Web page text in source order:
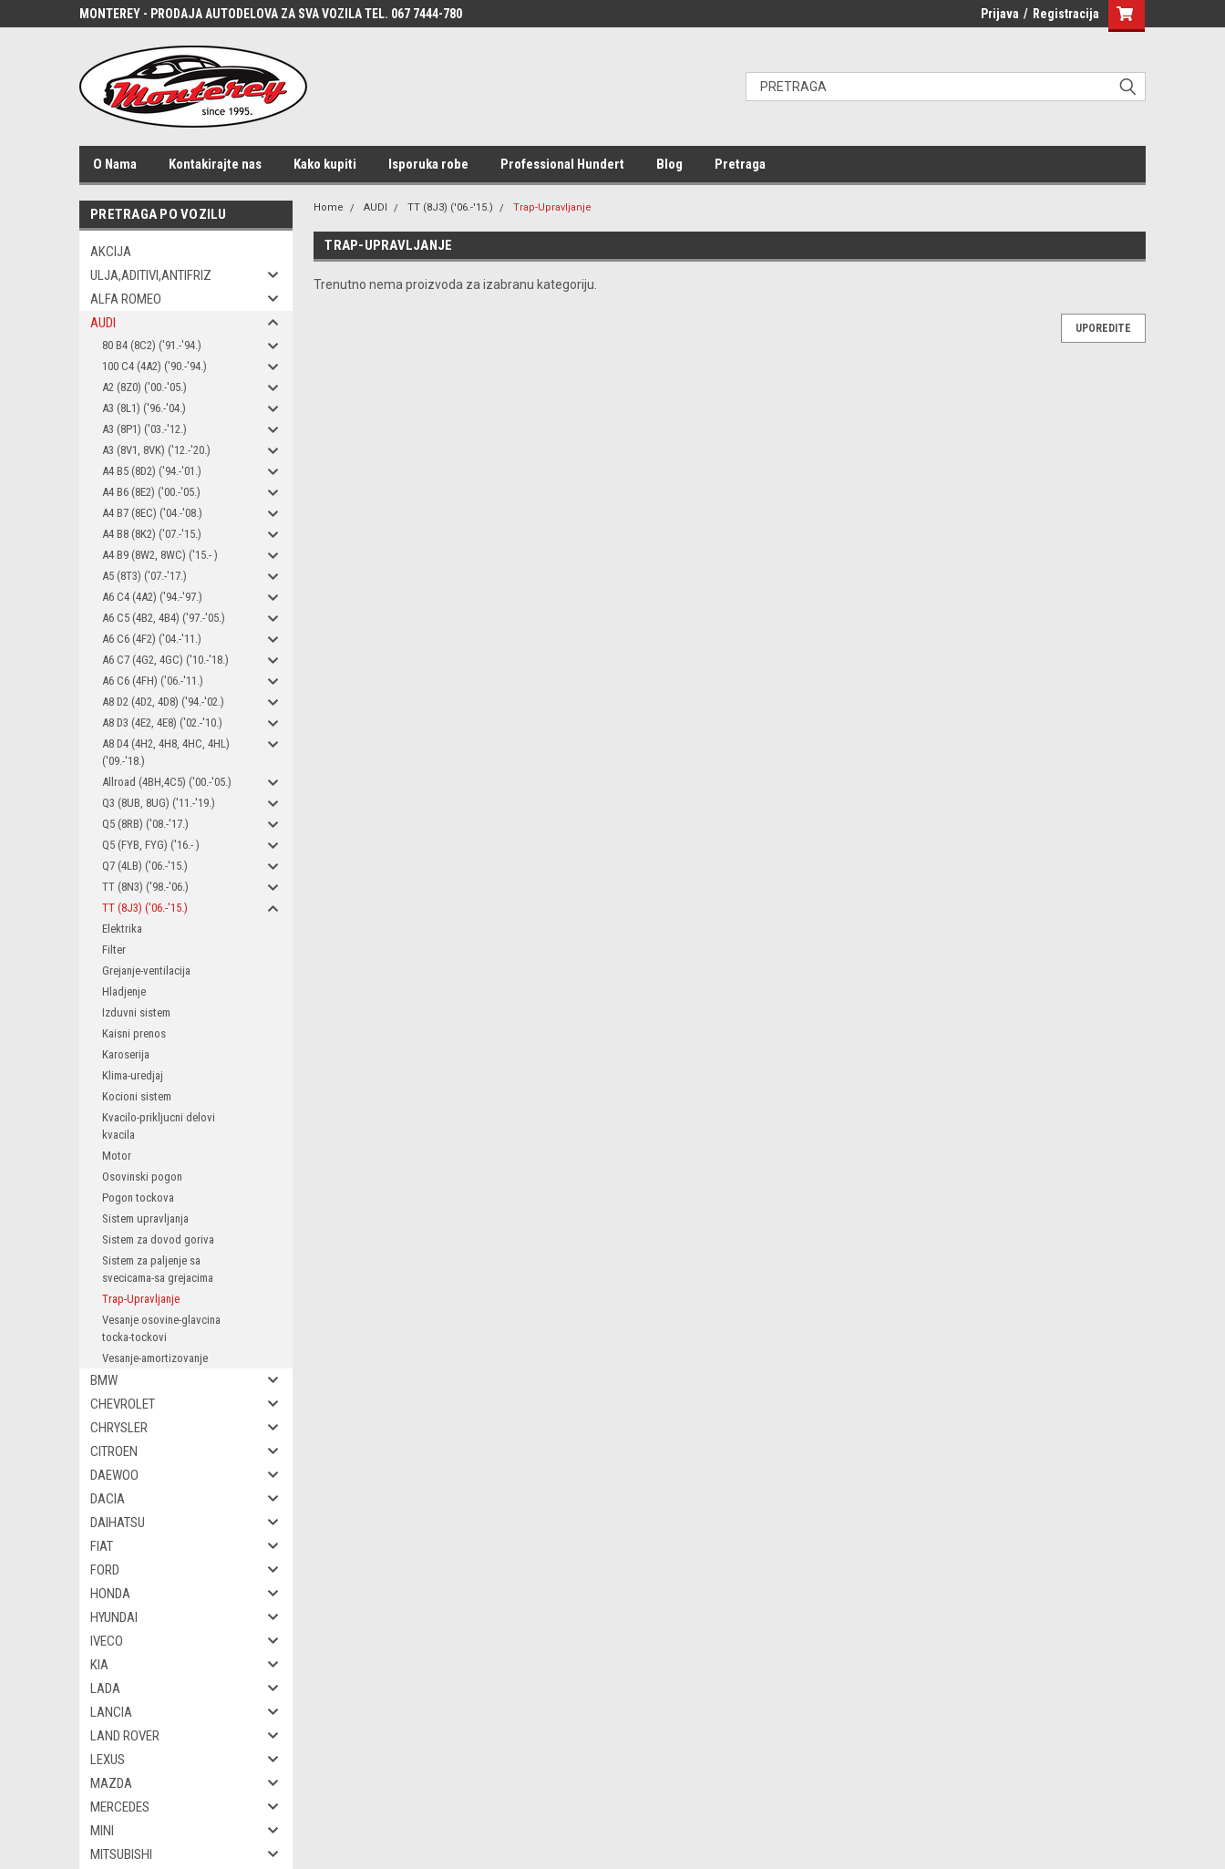
MONTEREY - PRODAJA AUTODELOVA ZA SVA VOZILA TEL. 067 7444-780 Prijava / Registracija
O Nama Kontakirajte nas Kako kupiti Isporuka robe Professional Hundert Blog Pretraga
PRETRAGA PO VOZILU
AKCIJA
ULJA,ADITIVI,ANTIFRIZ
ALFA ROMEO
AUDI
80 B4 (8C2) ('91.-'94.)
100 C4 (4A2) ('90.-'94.)
A2 (8Z0) ('00.-'05.)
A3 (8L1) ('96.-'04.)
A3 (8P1) ('03.-'12.)
A3 (8V1, 8VK) ('12.-'20.)
A4 B5 (8D2) ('94.-'01.)
A4 B6 (8E2) ('00.-'05.)
A4 B7 (8EC) ('04.-'08.)
A4 B8 (8K2) ('07.-'15.)
A4 B9 (8W2, 8WC) ('15.- )
A5 (8T3) ('07.-'17.)
A6 C4 (4A2) ('94.-'97.)
A6 C5 (4B2, 4B4) ('97.-'05.)
A6 C6 (4F2) ('04.-'11.)
A6 C7 (4G2, 4GC) ('10.-'18.)
A6 C6 (4FH) ('06.-'11.)
A8 D2 (4D2, 4D8) ('94.-'02.)
A8 D3 (4E2, 4E8) ('02.-'10.)
A8 D4 (4H2, 4H8, 4HC, 4HL)
('09.-'18.)
Allroad (4BH,4C5) ('00.-'05.)
Q3 (8UB, 8UG) ('11.-'19.)
Q5 (8RB) ('08.-'17.)
Q5 (FYB, FYG) ('16.- )
Q7 (4LB) ('06.-'15.)
TT (8N3) ('98.-'06.)
TT (8J3) ('06.-'15.)
Elektrika
Filter
Grejanje-ventilacija
Hladjenje
Izduvni sistem
Kaisni prenos
Karoserija
Klima-uredjaj
Kocioni sistem
Kvacilo-prikljucni delovi
kvacila
Motor
Osovinski pogon
Pogon tockova
Sistem upravljanja
Sistem za dovod goriva
Sistem za paljenje sa
svecicama-sa grejacima
Trap-Upravljanje
Vesanje osovine-glavcina
tocka-tockovi
Vesanje-amortizovanje
BMW
CHEVROLET
CHRYSLER
CITROEN
DAEWOO
DACIA
DAIHATSU
FIAT
FORD
HONDA
HYUNDAI
IVECO
KIA
LADA
LANCIA
LAND ROVER
LEXUS
MAZDA
MERCEDES
MINI
MITSUBISHI
Home AUDI TT (8J3) ('06.-'15.) Trap-Upravljanje
TRAP-UPRAVLJANJE
Trenutno nema proizvoda za izabranu kategoriju.
UPOREDITE